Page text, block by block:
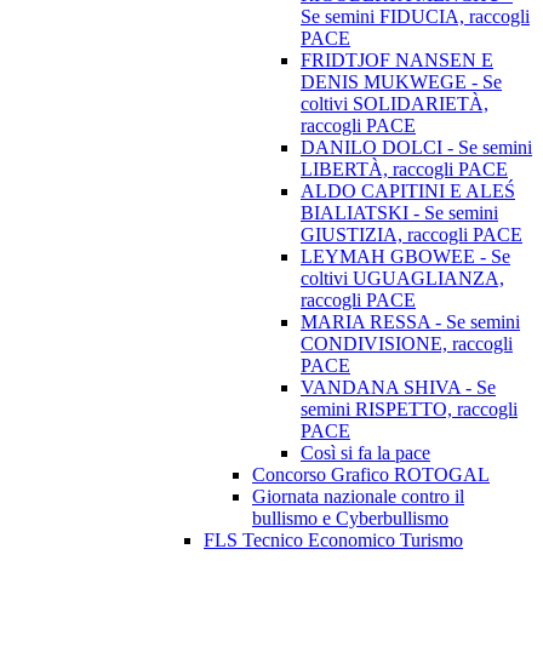
Se semini FIDUCIA, raccogli
PACE
FRIDTJOF NANSEN E
DENIS MUKWEGE - Se
coltivi SOLIDARIETÀ,
raccogli PACE
DANILO DOLCI - Se semini
LIBERTÀ, raccogli PACE
ALDO CAPITINI E ALEŚ
BIALIATSKI - Se semini
GIUSTIZIA, raccogli PACE
LEYMAH GBOWEE - Se
coltivi UGUAGLIANZA,
raccogli PACE
MARIA RESSA - Se semini
CONDIVISIONE, raccogli
PACE
VANDANA SHIVA - Se
semini RISPETTO, raccogli
PACE
Così si fa la pace
Concorso Grafico ROTOGAL
Giornata nazionale contro il
bullismo e Cyberbullismo
FLS Tecnico Economico Turismo